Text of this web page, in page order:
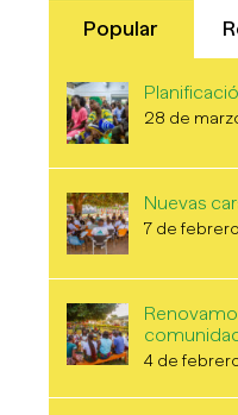
Popular
28 de
Nuevas
7 de
4 de